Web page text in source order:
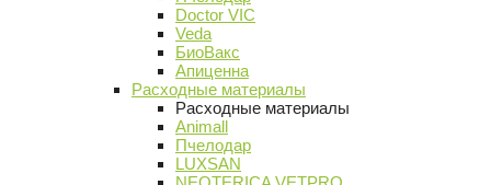
Doctor VIC
Veda
БиоВакс
Апиценна
Расходные материалы
Расходные материалы
Animall
Пчелодар
LUXSAN